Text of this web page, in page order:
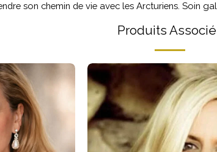
son chemin de vie avec les Arcturiens. Soin
Produits